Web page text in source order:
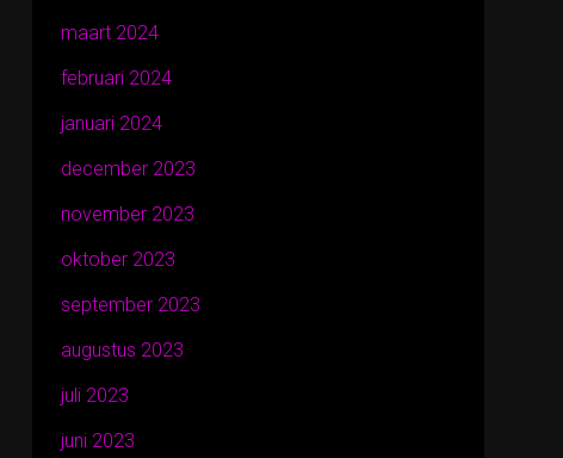
maart 2024
februari 2024
januari 2024
december 2023
november 2023
oktober 2023
september 2023
augustus 2023
juli 2023
juni 2023